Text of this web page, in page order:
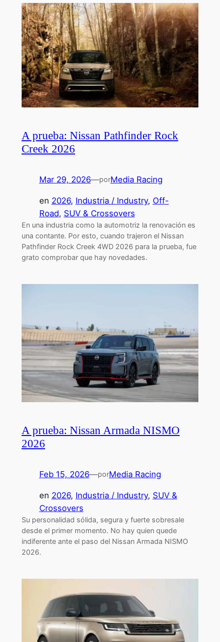
A prueba: Nissan Pathfinder Rock
Creek 2026
Mar 29, 2026—porMedia Racing
en 2026, Industria / Industry, Off-
Road, SUV & Crossovers
En una industria como la automotriz la renovación es
una contante. Por esto, cuando trajeron el Nissan
Pathfinder Rock Creek 4WD 2026 para la prueba, fue
grato comprobar que hay novedades.
A prueba: Nissan Armada NISMO
2026
Feb 15, 2026—porMedia Racing
en 2026, Industria / Industry, SUV &
Crossovers
Su personalidad sólida, segura y fuerte sobresale
desde el primer momento. No hay quien quede
indiferente ante el paso del Nissan Armada NISMO
2026.